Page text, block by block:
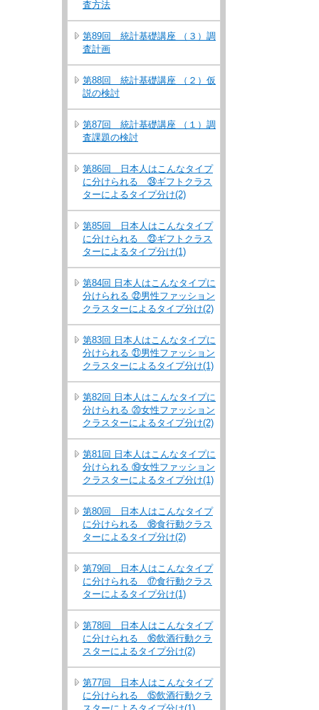
査方法
第89回 統計基礎講座 （３）調
査計画
第88回 統計基礎講座 （２）仮
説の検討
第87回 統計基礎講座 （１）調
査課題の検討
第86回 日本人はこんなタイプ
に分けられる ㉔ギフトクラス
ターによるタイプ分け(2)
第85回 日本人はこんなタイプ
に分けられる ㉓ギフトクラス
ターによるタイプ分け(1)
第84回 日本人はこんなタイプに
分けられる ㉒男性ファッション
クラスターによるタイプ分け(2)
第83回 日本人はこんなタイプに
分けられる ㉑男性ファッション
クラスターによるタイプ分け(1)
第82回 日本人はこんなタイプに
分けられる ⑳女性ファッション
クラスターによるタイプ分け(2)
第81回 日本人はこんなタイプに
分けられる ⑲女性ファッション
クラスターによるタイプ分け(1)
第80回 日本人はこんなタイプ
に分けられる ⑱食行動クラス
ターによるタイプ分け(2)
第79回 日本人はこんなタイプ
に分けられる ⑰食行動クラス
ターによるタイプ分け(1)
第78回 日本人はこんなタイプ
に分けられる ⑯飲酒行動クラ
スターによるタイプ分け(2)
第77回 日本人はこんなタイプ
に分けられる ⑮飲酒行動クラ